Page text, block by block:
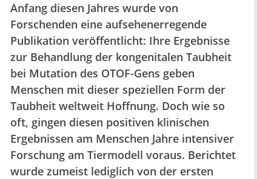
Anfang diesen Jahres wurde von
Forschenden eine aufsehenerregende
Publikation veröffentlicht: Ihre Ergebnisse
zur Behandlung der kongenitalen Taubheit
bei Mutation des OTOF-Gens geben
Menschen mit dieser speziellen Form der
Taubheit weltweit Hoffnung. Doch wie so
oft, gingen diesen positiven klinischen
Ergebnissen am Menschen Jahre intensiver
Forschung am Tiermodell voraus. Berichtet
wurde zumeist lediglich von der ersten